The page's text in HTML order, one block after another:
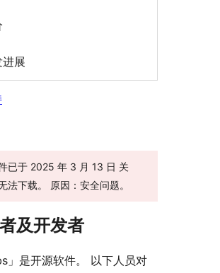
展
已于 2025 年 3 月 13 日 关
法下载。 原因：安全问题。
及开发者
」是开源软件。 以下人员对